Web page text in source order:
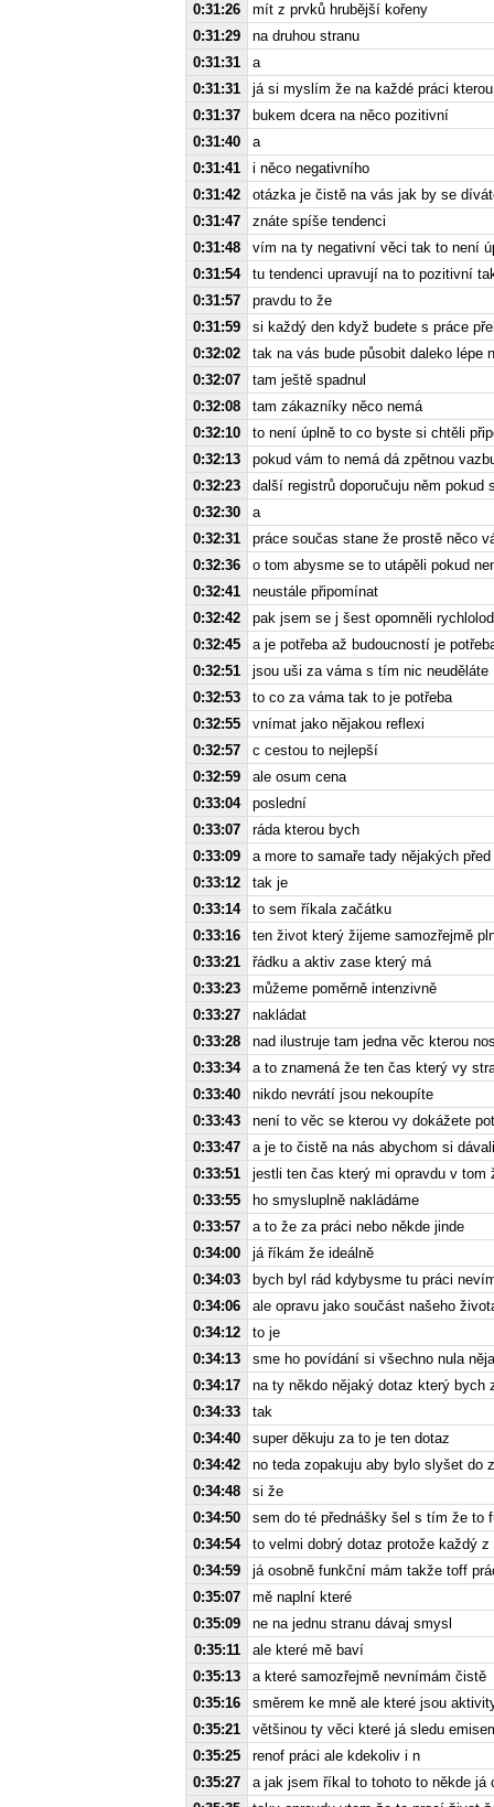
0:31:26
mít z prvků hrubější kořeny
0:31:29
na druhou stranu
0:31:31
a
0:31:31
já si myslím že na každé práci
0:31:37
bukem dcera na něco pozitivní
0:31:40
a
0:31:41
i něco negativního
0:31:42
otázka je čistě na vás jak by se
0:31:47
znáte spíše tendenci
0:31:48
vím na ty negativní věci tak to není
0:31:54
tu tendenci upravují na to pozitivní
0:31:57
pravdu to že
0:31:59
si každý den když budete s práce
0:32:02
tak na vás bude působit daleko lépe
0:32:07
tam ještě spadnul
0:32:08
tam zákazníky něco nemá
0:32:10
to není úplně to co byste si chtěli
0:32:13
pokud vám to nemá dá zpětnou
0:32:23
další registrů doporučuju něm pokud
0:32:30
a
0:32:31
práce součas stane že prostě něco
0:32:36
o tom abysme se to utápěli pokud
0:32:41
neustále připomínat
0:32:42
pak jsem se j šest opomněli
0:32:45
a je potřeba až budoucností je
0:32:51
jsou uši za váma s tím nic neuděláte
0:32:53
to co za váma tak to je potřeba
0:32:55
vnímat jako nějakou reflexi
0:32:57
c cestou to nejlepší
0:32:59
ale osum cena
0:33:04
poslední
0:33:07
ráda kterou bych
0:33:09
a more to samaře tady nějakých
0:33:12
tak je
0:33:14
to sem říkala začátku
0:33:16
ten život který žijeme samozřejmě
0:33:21
řádku a aktiv zase který má
0:33:23
můžeme poměrně intenzivně
0:33:27
nakládat
0:33:28
nad ilustruje tam jedna věc kterou
0:33:34
a to znamená že ten čas který vy
0:33:40
nikdo nevrátí jsou nekoupíte
0:33:43
není to věc se kterou vy dokážete
0:33:47
a je to čistě na nás abychom si
0:33:51
jestli ten čas který mi opravdu v
0:33:55
ho smysluplně nakládáme
0:33:57
a to že za práci nebo někde jinde
0:34:00
já říkám že ideálně
0:34:03
bych byl rád kdybysme tu práci
0:34:06
ale opravu jako součást našeho
0:34:12
to je
0:34:13
sme ho povídání si všechno nula
0:34:17
na ty někdo nějaký dotaz který bych
0:34:33
tak
0:34:40
super děkuju za to je ten dotaz
0:34:42
no teda zopakuju aby bylo slyšet do
0:34:48
si že
0:34:50
sem do té přednášky šel s tím že to
0:34:54
to velmi dobrý dotaz protože každý
0:34:59
já osobně funkční mám takže toff
0:35:07
mě naplní které
0:35:09
ne na jednu stranu dávaj smysl
0:35:11
ale které mě baví
0:35:13
a které samozřejmě nevnímám čistě
0:35:16
směrem ke mně ale které jsou
0:35:21
většinou ty věci které já sledu
0:35:25
renof práci ale kdekoliv i n
0:35:27
a jak jsem říkal to tohoto to někde